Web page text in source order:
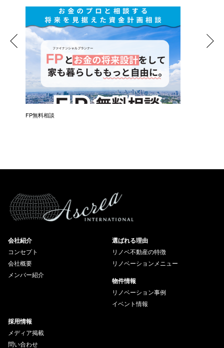
FP無料相談
会社紹介
コンセプト
会社概要
メンバー紹介
選ばれる理由
リノベ不動産の特徴
リノベーションメニュー
物件情報
リノベーション事例
イベント情報
採用情報
メディア掲載
問い合わせ